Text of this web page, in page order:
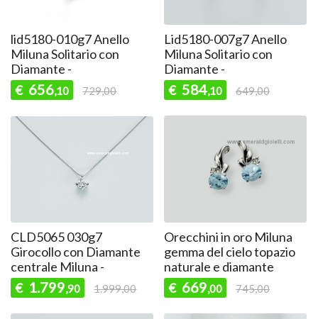
lid5180-010g7 Anello
Miluna Solitario con
Diamante -
€ 656,10 729,00
Lid5180-007g7 Anello
Miluna Solitario con
Diamante -
€ 584,10 649,00
CLD5065 030g7
Girocollo con Diamante
centrale Miluna -
€ 1.799,90 1.999,00
Orecchini in oro Miluna
gemma del cielo topazio
naturale e diamante
€ 669,00 745,00